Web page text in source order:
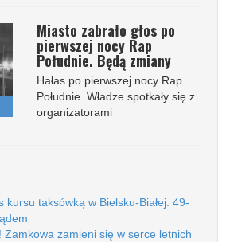
Miasto zabrało głos po
pierwszej nocy Rap
Południe. Będą zmiany
Hałas po pierwszej nocy Rap
Południe. Władze spotkały się z
organizatorami
kursu taksówką w Bielsku-Białej. 49-
Zamkowa zamieni się w serce letnich